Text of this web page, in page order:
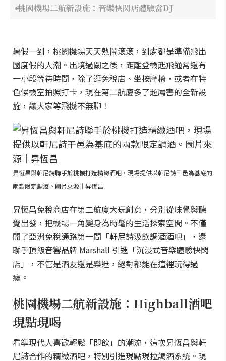
桃園機場二航新設施：音樂快閃店體驗當DJ
暑假一到，桃園機場天天熱鬧滾滾，到處都是準備飛出
國度假的人潮。出境過關之後，距離登機起飛通常還有
一小段等待時間，除了逛免稅店、坐按摩椅，或者在特
色候機室拍照打卡，現在第二航廈多了超厲害的全新設
施，讓大家等飛機不無聊！
昇恆昌與軒尼詩聯手於桃機打造精緻酒吧，現場提供以軒尼詩干邑為基底的
兩款限定調酒。圖片來源｜昇恆昌
昇恆昌免稅商店在第二航廈大玩創意，分別從味覺與聽
覺出發，把機場一角變身為時髦的生活探索空間。不僅
開了亞洲免稅通路第一間「軒尼詩汲飲調酒酒吧」，還
聯手頂級音響品牌 Marshall 引進「沉浸式音樂體驗快閃
店」，不管是酒友還是樂迷，絕對都能在這裡玩得過
癮。
桃園機場二航新設施：Highball酒吧
現點現喝
看準現代人喜歡輕鬆「即飲」的潮流，這次昇恆昌與軒
尼詩合作的精緻酒吧，特別引進現點現拉調酒系統。現